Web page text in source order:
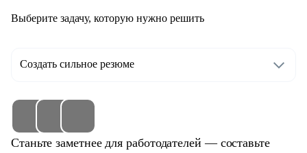
Выберите задачу, которую нужно решить
Создать сильное резюме
Станьте заметнее для работодателей — составьте